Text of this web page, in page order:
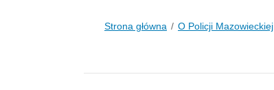
Strona główna O Policji Mazowieckiej